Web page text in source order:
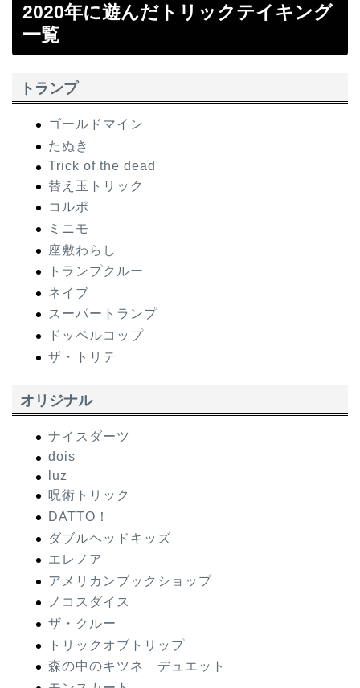
2020年に遊んだトリックテイキング
一覧
トランプ
ゴールドマイン
たぬき
Trick of the dead
替え玉トリック
コルポ
ミニモ
座敷わらし
トランプクルー
ネイブ
スーパートランプ
ドッペルコップ
ザ・トリテ
オリジナル
ナイスダーツ
dois
luz
呪術トリック
DATTO！
ダブルヘッドキッズ
エレノア
アメリカンブックショップ
ノコスダイス
ザ・クルー
トリックオブトリップ
森の中のキツネ デュエット